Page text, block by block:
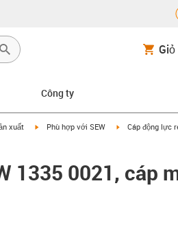
Công ty
xuất igus-icon-arrow-right
Phù hợp với SEW igus-icon-arrow-
Cáp động lực
1335 0021, cáp